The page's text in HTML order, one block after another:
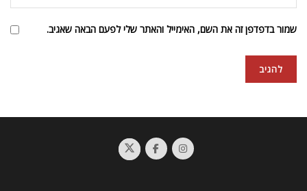
שמור בדפדפן זה את השם, האימייל והאתר שלי לפעם הבאה שאגיב.